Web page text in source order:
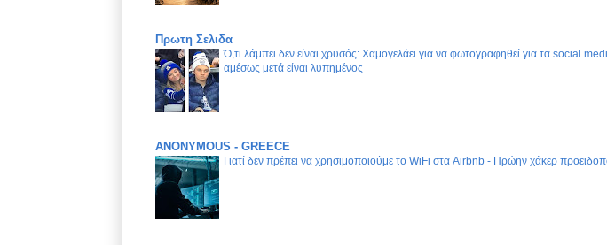
Πρωτη Σελιδα
Ό,τι λάμπει δεν είναι χρυσός: Χαμογελάει για να φωτογραφηθεί για τα social
αμέσως μετά είναι λυπημένος
ANONYMOUS - GREECE
Γιατί δεν πρέπει να χρησιμοποιούμε το WiFi στα Airbnb - Πρώην χάκερ